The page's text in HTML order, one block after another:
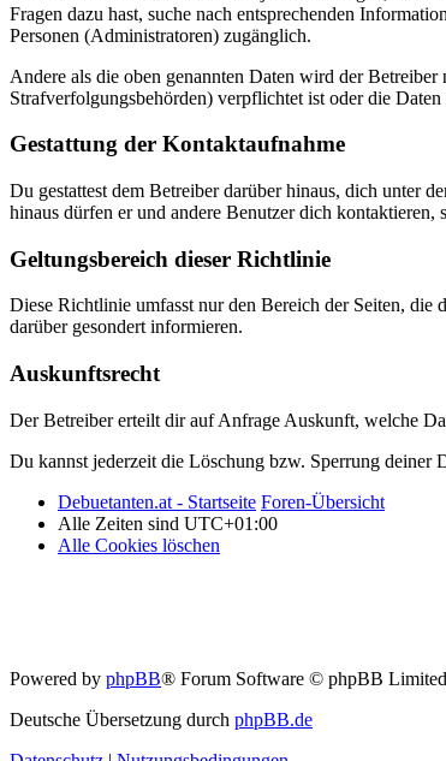
Fragen dazu hast, suche nach entsprechenden
Personen (Administratoren) zugänglich.
Andere als die oben genannten Daten wird der
Strafverfolgungsbehörden) verpflichtet ist oder die
Gestattung der Kontaktaufnahme
Du gestattest dem Betreiber darüber hinaus, dich unter
hinaus dürfen er und andere Benutzer dich kontaktieren,
Geltungsbereich dieser Richtlinie
Diese Richtlinie umfasst nur den Bereich der Seiten, die
darüber gesondert informieren.
Auskunftsrecht
Der Betreiber erteilt dir auf Anfrage Auskunft, welche
Du kannst jederzeit die Löschung bzw. Sperrung deiner
Debuetanten.at - Startseite Foren-Übersicht
Alle Zeiten sind UTC+01:00
Alle Cookies löschen
Powered by phpBB® Forum Software © phpBB Limited
Deutsche Übersetzung durch phpBB.de